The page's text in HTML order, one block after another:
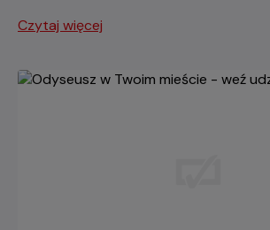
Czytaj więcej